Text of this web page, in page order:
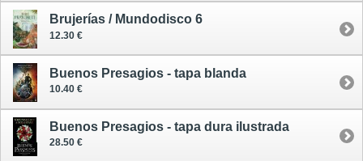
Brujerías / Mundodisco 6
12.30 €
Buenos Presagios - tapa blanda
10.40 €
Buenos Presagios - tapa dura ilustrada
28.50 €